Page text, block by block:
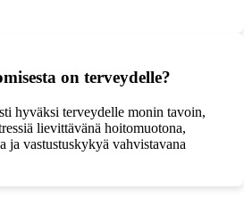
on terveydelle?
hyväksi terveydelle monin tavoin,
lievittävänä hoitomuotona,
ja vastustuskykyä vahvistavana